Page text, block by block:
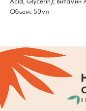
Объем: 50мл